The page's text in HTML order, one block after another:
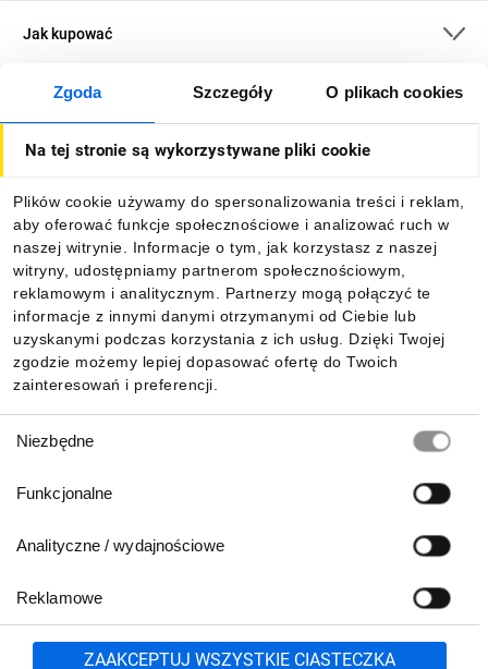
Zgoda Szczegóły O plikach cookies
Na tej stronie są wykorzystywane pliki cookie
Plików cookie używamy do spersonalizowania treści i reklam,
aby oferować funkcje społecznościowe i analizować ruch w
naszej witrynie. Informacje o tym, jak korzystasz z naszej
witryny, udostępniamy partnerom społecznościowym,
reklamowym i analitycznym. Partnerzy mogą połączyć te
informacje z innymi danymi otrzymanymi od Ciebie lub
uzyskanymi podczas korzystania z ich usług. Dzięki Twojej
zgodzie możemy lepiej dopasować ofertę do Twoich
zainteresowań i preferencji.
zgody
Niezbędne
Funkcjonalne
Analityczne / wydajnościowe
Reklamowe
ZAAKCEPTUJ WSZYSTKIE CIASTECZKA
Jak kupować
O firmie
Informacje
Pobierz naszą aplikację mobilną:
801 500 700 lub
71 37 61 600